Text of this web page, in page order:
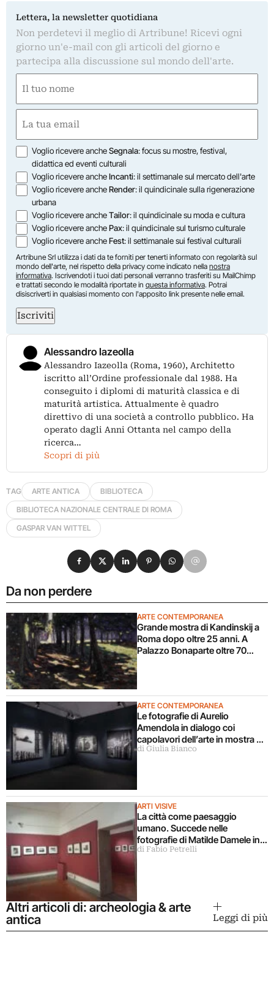
Lettera, la newsletter quotidiana
Non perdetevi il meglio di Artribune! Ricevi ogni
giorno un'e-mail con gli articoli del giorno e
partecipa alla discussione sul mondo dell'arte.
(Obbligatorio)
Nome
(Obbligatorio)
Opzioni
Voglio ricevere ancheSegnala: focus su mostre, festival,
didattica ed eventi culturali
Voglio ricevere ancheIncanti: il settimanale sul mercato dell'arte
Voglio ricevere ancheRender: il quindicinale sulla rigenerazione
urbana
Voglio ricevere ancheTailor: il quindicinale su moda e cultura
Voglio ricevere anchePax: il quindicinale sul turismo culturale
Voglio ricevere ancheFest: il settimanale sui festival culturali
Artribune Srl utilizza i dati da te forniti per tenerti informato con regolarità sul
mondo dell'arte, nel rispetto della privacy come indicato nella nostra
informativa. Iscrivendoti i tuoi dati personali verranno trasferiti su MailChimp
e trattati secondo le modalità riportate in questa informativa. Potrai
disiscriverti in qualsiasi momento con l'apposito link presente nelle email.
Iscriviti
Alessandro Iazeolla
Alessandro Iazeolla (Roma, 1960), Architetto
iscritto all’Ordine professionale dal 1988. Ha
conseguito i diplomi di maturità classica e di
maturità artistica. Attualmente è quadro
direttivo di una società a controllo pubblico. Ha
operato dagli Anni Ottanta nel campo della
ricerca…
Scopri di più
TAG ARTE ANTICA
BIBLIOTECA
BIBLIOTECA NAZIONALE CENTRALE DI ROMA
GASPAR VAN WITTEL
Da non perdere
ARTE CONTEMPORANEA
Grande mostra di Kandinskij a
Roma dopo oltre 25 anni. A
Palazzo Bonaparte oltre 70
ARTE CONTEMPORANEA
Le fotografie di Aurelio
Amendola in dialogo coi
capolavori dell’arte in mostra a
Milano
di Giulia Bianco
ARTI VISIVE
La città come paesaggio
umano. Succede nelle
fotografie di Matilde Damele in
mostra a Roma
di Fabio Petrelli
Condividi su Facebook
Condividi su X
Condividi su LinkedIn
Condividi su Pinterest
Condividi su WhatsApp
Condividi su Email
Altri articoli di: archeologia & arte
antica
Leggi di più